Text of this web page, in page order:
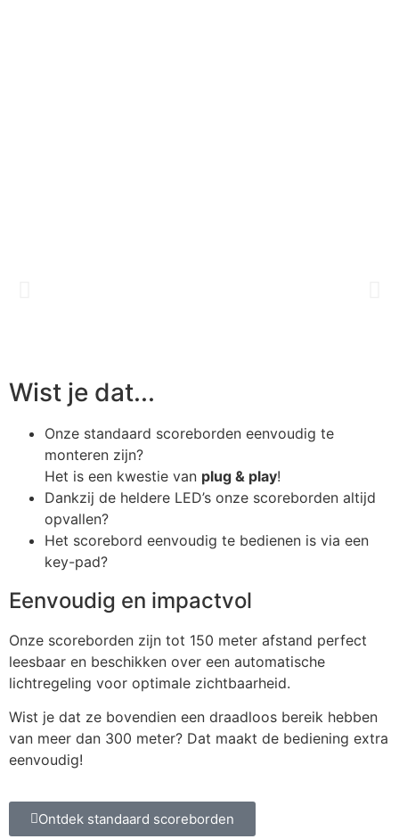
Wist je dat...
Onze standaard scoreborden eenvoudig te
monteren zijn?
Het is een kwestie van plug & play!
Dankzij de heldere LED’s onze scoreborden altijd
opvallen?
Het scorebord eenvoudig te bedienen is via een
key-pad?
Eenvoudig en impactvol
Onze scoreborden zijn tot 150 meter afstand perfect
leesbaar en beschikken over een automatische
lichtregeling voor optimale zichtbaarheid.
Wist je dat ze bovendien een draadloos bereik hebben
van meer dan 300 meter? Dat maakt de bediening extra
eenvoudig!
Ontdek standaard scoreborden